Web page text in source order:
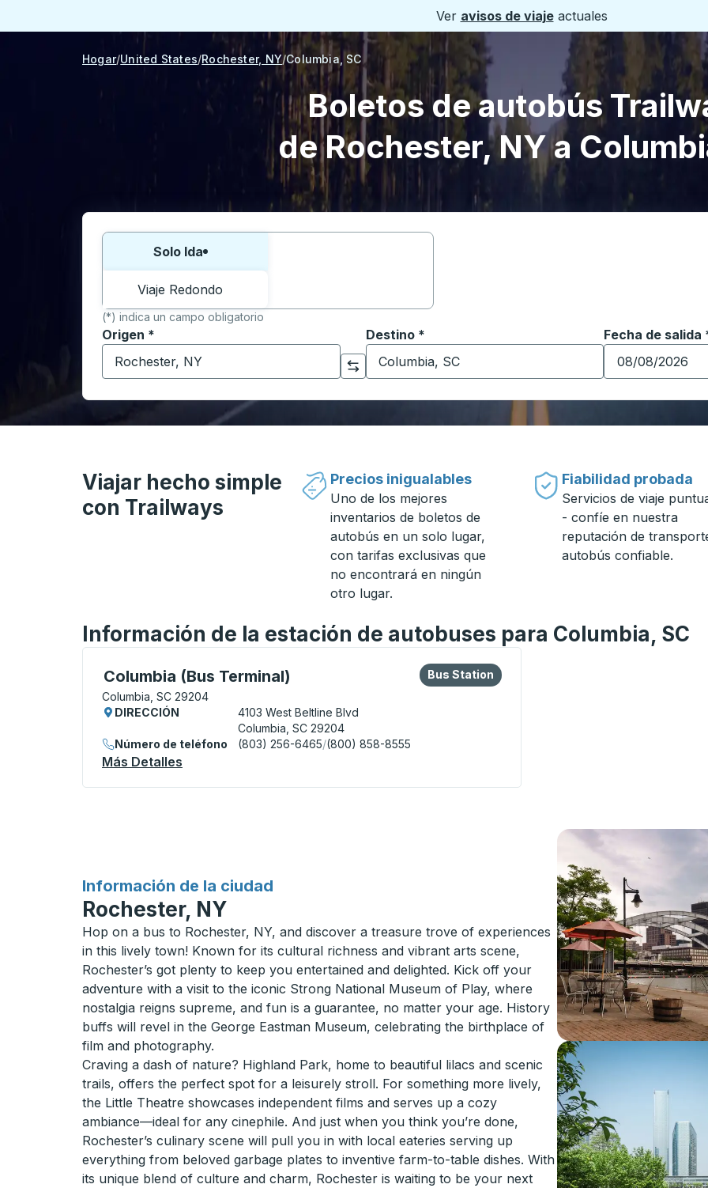
Ver avisos de viajeactuales
Hogar United States Rochester, NY Columbia, SC
Boletos de autobús
de Rochester, NY a
Elija una forma o viaje de ida y vuelta:
Solo Ida
Viaje Redondo
(*) indica un campo obligatorio
Origen *
Comience a escribir la ciudad de origen para abrir las opciones de ubicación y luego use las
Haga clic para cambiar sus selecciones de origen y destino
Destino *
Comience a escribir la ciudad de destino para abrir las
Fecha de salida
Escriba la
Viajar hecho simple
con Trailways
Precios inigualables
Uno de los mejores
inventarios de boletos de
autobús en un solo lugar,
con tarifas exclusivas que
no encontrará en ningún
otro lugar.
Fiabilidad probada
Servicios de viaje
- confíe en nuestra
reputación de
autobús confiable.
Información de la estación de autobuses para Columbia, SC
Columbia (Bus Terminal)
Bus Station, utilice las teclas de flecha o la tecla tabulador para explorar más sobre esta estación
Columbia, SC 29204
Bus Station
Bus Station
DIRECCIÓN
4103 West Beltline Blvd
Columbia, SC 29204
Número de teléfono
(803) 256-6465/(800) 858-8555
Más Detalles
Información de la ciudad
para
Rochester, NY
Hop on a bus to Rochester, NY, and discover a treasure trove of experiences
in this lively town! Known for its cultural richness and vibrant arts scene,
Rochester’s got plenty to keep you entertained and delighted. Kick off your
adventure with a visit to the iconic Strong National Museum of Play, where
nostalgia reigns supreme, and fun is a guarantee, no matter your age. History
buffs will revel in the George Eastman Museum, celebrating the birthplace of
film and photography.
Craving a dash of nature? Highland Park, home to beautiful lilacs and scenic
trails, offers the perfect spot for a leisurely stroll. For something more lively,
the Little Theatre showcases independent films and serves up a cozy
ambiance—ideal for any cinephile. And just when you think you’re done,
Rochester’s culinary scene will pull you in with local eateries serving up
everything from beloved garbage plates to inventive farm-to-table dishes. With
its unique blend of culture and charm, Rochester is waiting to be your next